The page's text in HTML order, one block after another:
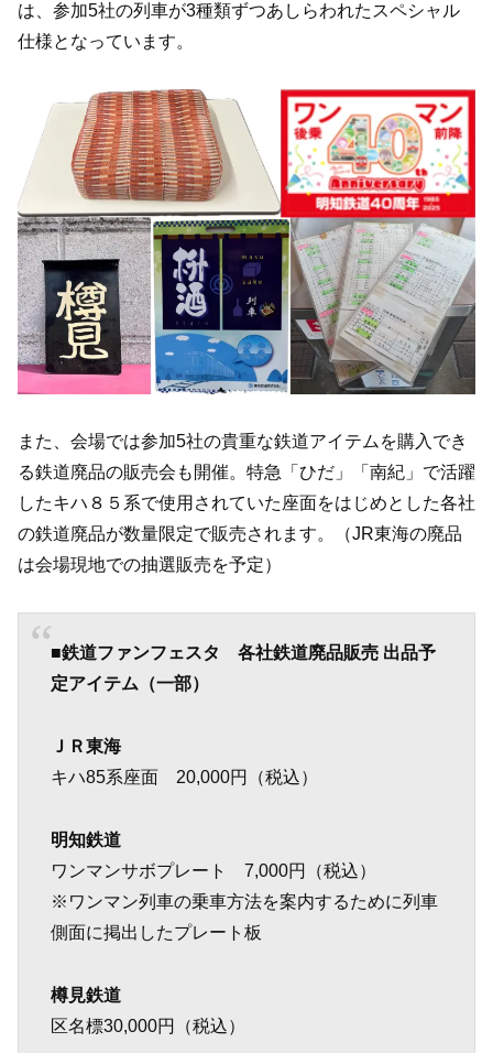
は、参加5社の列車が3種類ずつあしらわれたスペシャル
仕様となっています。
また、会場では参加5社の貴重な鉄道アイテムを購入でき
る鉄道廃品の販売会も開催。特急「ひだ」「南紀」で活躍
したキハ８５系で使用されていた座面をはじめとした各社
の鉄道廃品が数量限定で販売されます。（JR東海の廃品
は会場現地での抽選販売を予定）
■鉄道ファンフェスタ 各社鉄道廃品販売 出品予
定アイテム（一部）
ＪＲ東海
キハ85系座面 20,000円（税込）
明知鉄道
ワンマンサボプレート 7,000円（税込）
※ワンマン列車の乗車方法を案内するために列車
側面に掲出したプレート板
樽見鉄道
区名標30,000円（税込）